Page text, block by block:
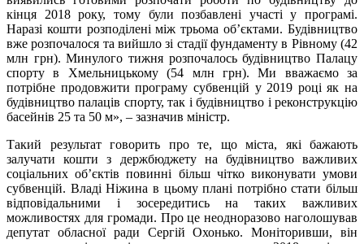
кінця 2018 року, тому були позбавлені участі у програмі.
Наразі кошти розподілені між трьома об’єктами. Будівництво
вже розпочалося та вийшло зі стадії фундаменту в Рівному (42
млн грн). Минулого тижня розпочалось будівництво Палацу
спорту в Хмельницькому (54 млн грн). Ми вважаємо за
потрібне продовжити програму субвенцій у 2019 році як на
будівництво палаців спорту, так і будівництво і реконструкцію
басейнів 25 та 50 м», – зазначив міністр.
Такий результат говорить про те, що міста, які бажають
залучати кошти з держбюджету на будівництво важливих
соціальних об’єктів повинні більш чітко виконувати умови
субвенцій. Владі Ніжина в цьому плані потрібно стати більш
відповідальними і зосередитись на таких важливих
можливостях для громади. Про це неодноразово наголошував
депутат обласної ради Сергій Охонько. Моніторивши, він